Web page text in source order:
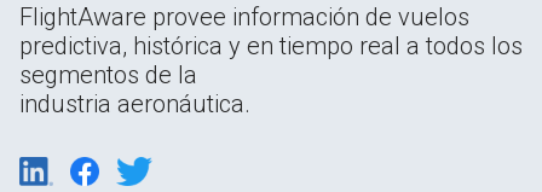
FlightAware provee información de vuelos
predictiva, histórica y en tiempo real a todos los
segmentos de la
industria aeronáutica.